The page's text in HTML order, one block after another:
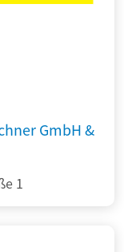
GmbH &
1